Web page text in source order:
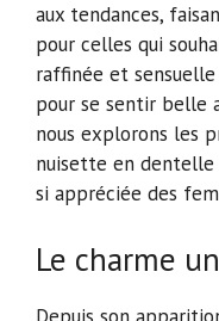
aux tendances,
pour celles qui
raffinée et
pour se sentir belle
nous explorons les
nuisette en
si appréciée des
Le charme
Depuis son